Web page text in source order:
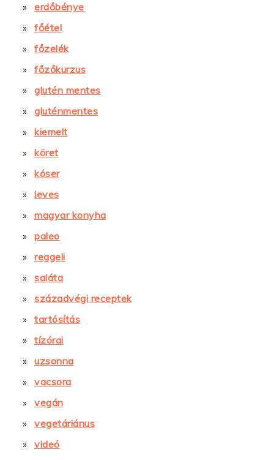
erdőbénye
főétel
főzelék
főzőkurzus
glutén mentes
gluténmentes
kiemelt
köret
kóser
leves
magyar konyha
paleo
reggeli
saláta
századvégi receptek
tartósítás
tízórai
uzsonna
vacsora
vegán
vegetáriánus
videó